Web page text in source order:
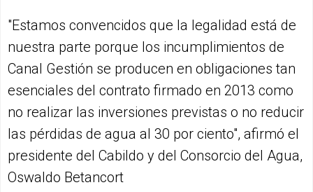
"Estamos convencidos que la legalidad está de
nuestra parte porque los incumplimientos de
Canal Gestión se producen en obligaciones tan
esenciales del contrato firmado en 2013 como
no realizar las inversiones previstas o no reducir
las pérdidas de agua al 30 por ciento", afirmó el
presidente del Cabildo y del Consorcio del Agua,
Oswaldo Betancort